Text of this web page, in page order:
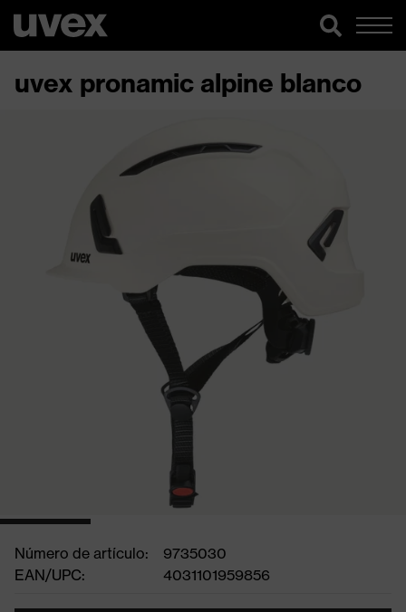
uvex pronamic alpine blanco
Número de artículo:
9735030
EAN/UPC:
4031101959856